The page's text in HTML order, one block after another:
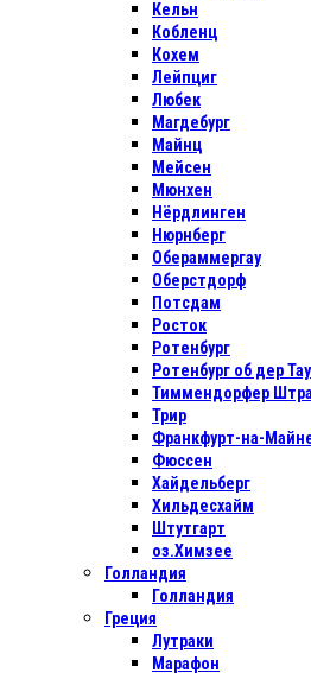
Кельн
Кобленц
Кохем
Лейпциг
Любек
Магдебург
Майнц
Мейсен
Мюнхен
Нёрдлинген
Нюрнберг
Обераммергау
Оберстдорф
Потсдам
Росток
Ротенбург
Ротенбург об дер
Тиммендорфер
Трир
Франкфурт-на-
Фюссен
Хайдельберг
Хильдесхайм
Штутгарт
оз.Химзее
Голландия
Голландия
Греция
Лутраки
Марафон